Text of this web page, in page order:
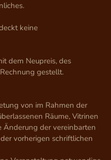
keine
dem Neupreis, des
gestellt.
von im Rahmen der
Räume, Vitrinen
Änderung der vereinbarten
vorherigen schriftlichen